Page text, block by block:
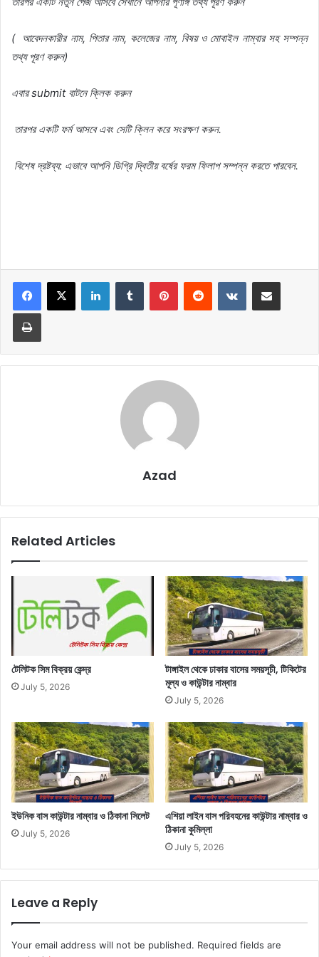
( আবেদনকারীর নাম, পিতার নাম, কলেজের নাম, বিষয় ও মোবাইল নাম্বার সহ সম্পন্ন
তথ্যপূরণকরুন)
এবার submit বাটনেক্লিককরুন
তারপরএকটি ফর্মআসবেএবং সেটিক্লিনকরেসংরক্ষণকরুন.
বিশেষদ্রষ্টব্য: এভাবে আপনিডিগ্রিদ্বিতীয়বর্ষের ফরমফিলাপসম্পন্নকরতেপারবেন.
LinkedInTumblr PinterestReddit VKontakteShare via Email
Print
Azad
Related Articles
টেলিটক সিম বিক্রয় কেন্দ্র
July 5, 2026
টাঙ্গাইল থেকে ঢাকার বাসের সময়সূচী, টিকিটের
মূল্য ও কাউন্টার নাম্বার
July 5, 2026
ইউনিক বাস কাউন্টার নাম্বার ও ঠিকানা সিলেট
July 5, 2026
এশিয়া লাইন বাস পরিবহনের কাউন্টার নাম্বার ও
ঠিকানা কুমিল্লা
July 5, 2026
Leave a Reply
Your email address will not be published. Required fields are